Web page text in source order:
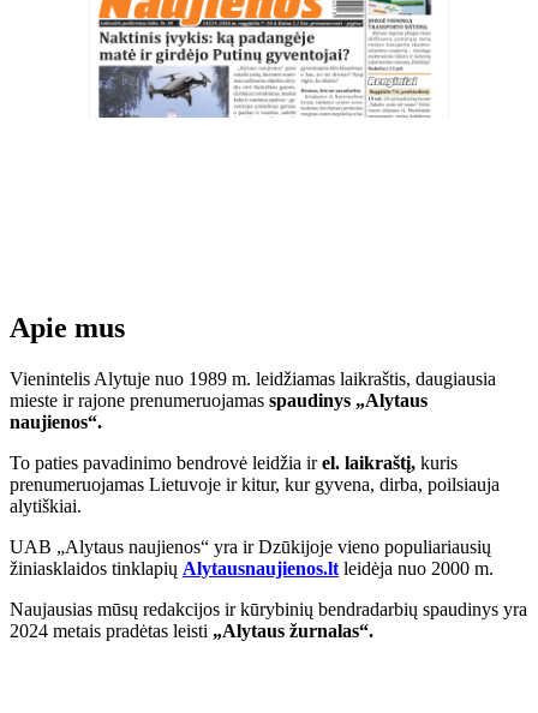
Apie mus
Vienintelis Alytuje nuo 1989 m. leidžiamas laikraštis, daugiausia
mieste ir rajone prenumeruojamas spaudinys „Alytaus
naujienos“.
To paties pavadinimo bendrovė leidžia irel. laikraštį, kuris
prenumeruojamas Lietuvoje ir kitur, kur gyvena, dirba, poilsiauja
alytiškiai.
UAB „Alytaus naujienos“ yra ir Dzūkijoje vieno populiariausių
žiniasklaidos tinklapių Alytausnaujienos.lt leidėja nuo 2000 m.
Naujausias mūsų redakcijos ir kūrybinių bendradarbių spaudinys yra
2024 metais pradėtas leisti „Alytaus žurnalas“.